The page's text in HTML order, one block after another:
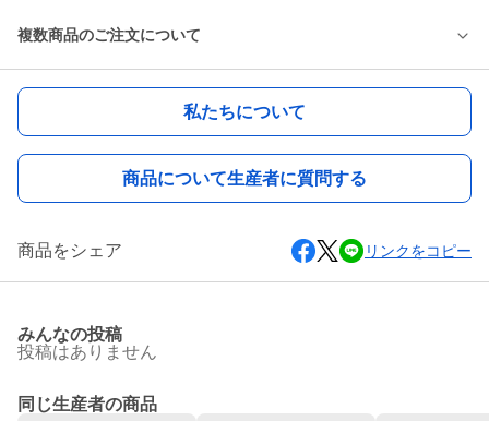
複数商品のご注文について
私たちについて
商品について生産者に質問する
商品をシェア リンクをコピー
みんなの投稿
投稿はありません
同じ生産者の商品